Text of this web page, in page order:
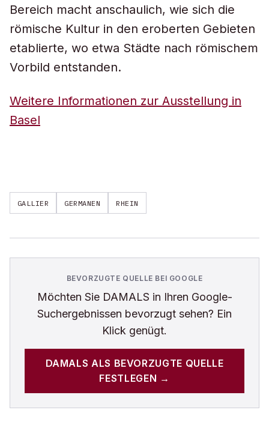
Bereich macht anschaulich, wie sich die
römische Kultur in den eroberten Gebieten
etablierte, wo etwa Städte nach römischem
Vorbild entstanden.
Weitere Informationen zur Ausstellung in
Basel
GALLIER GERMANEN RHEIN
BEVORZUGTE QUELLE BEI GOOGLE
Möchten Sie DAMALS in Ihren Google-
Suchergebnissen bevorzugt sehen? Ein
Klick genügt.
DAMALS ALS BEVORZUGTE QUELLE
FESTLEGEN →